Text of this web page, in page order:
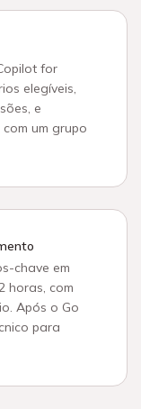
for
elegíveis,
e
um grupo
chave em
horas, com
Após o Go
para